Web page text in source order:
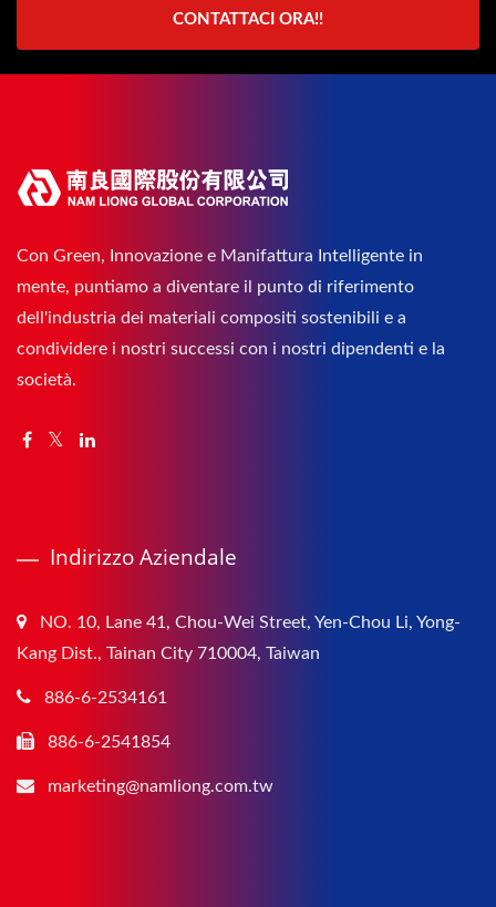
CONTATTACI ORA!!
Con Green, Innovazione e Manifattura Intelligente in
mente, puntiamo a diventare il punto di riferimento
dell'industria dei materiali compositi sostenibili e a
condividere i nostri successi con i nostri dipendenti e la
società.
Indirizzo Aziendale
NO. 10, Lane 41, Chou-Wei Street, Yen-Chou Li, Yong-
Kang Dist., Tainan City 710004, Taiwan
886-6-2534161
886-6-2541854
marketing@namliong.com.tw